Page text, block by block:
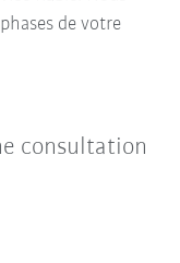
de votre
consultation